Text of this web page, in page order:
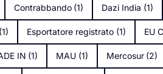
Contrabbando (1) Dazi India (1)
(1) Esportatore registrato (1) EU
IN (1) MAU (1) Mercosur (2)